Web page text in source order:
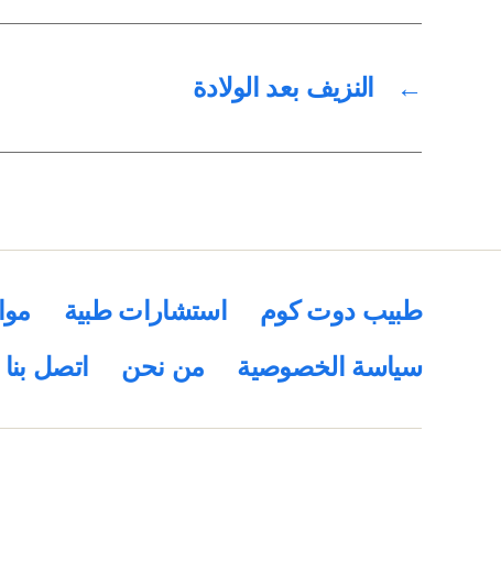
← النزيف بعد الولادة
طبيب دوت كوم استشارات طبية
سياسة الخصوصية
من نحن اتصل بنا